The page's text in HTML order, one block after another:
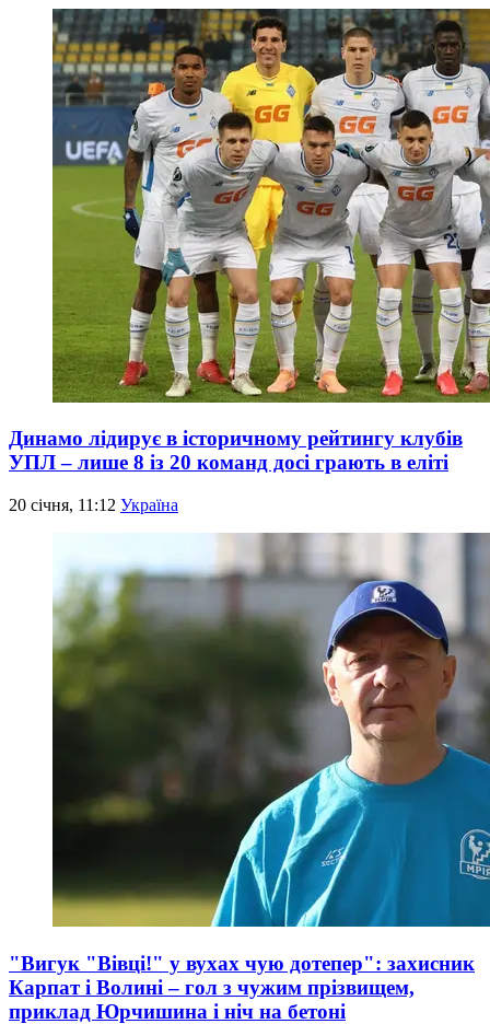
Динамо лідирує в історичному рейтингу клубів
УПЛ – лише 8 із 20 команд досі грають в еліті
20 січня, 11:12 Україна
"Вигук "Вівці!" у вухах чую дотепер": захисник
Карпат і Волині – гол з чужим прізвищем,
приклад Юрчишина і ніч на бетоні